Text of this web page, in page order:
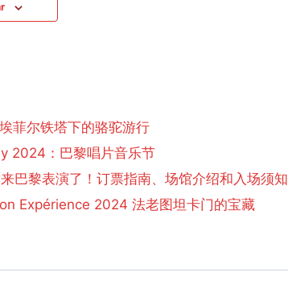
菲尔铁塔下的骆驼游行
2024：巴黎唱片音乐节
巴黎表演了！订票指南、场馆介绍和入场须知
Expérience 2024 法老图坦卡门的宝藏